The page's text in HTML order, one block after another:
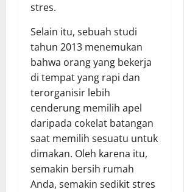
stres.
Selain itu, sebuah studi
tahun 2013 menemukan
bahwa orang yang bekerja
di tempat yang rapi dan
terorganisir lebih
cenderung memilih apel
daripada cokelat batangan
saat memilih sesuatu untuk
dimakan. Oleh karena itu,
semakin bersih rumah
Anda, semakin sedikit stres